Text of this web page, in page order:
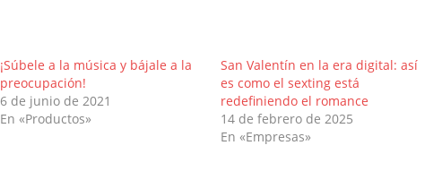
¡Súbele a la música y bájale a la
preocupación!
6 de junio de 2021
En «Productos»
San Valentín en la era digital: así
es como el sexting está
redefiniendo el romance
14 de febrero de 2025
En «Empresas»